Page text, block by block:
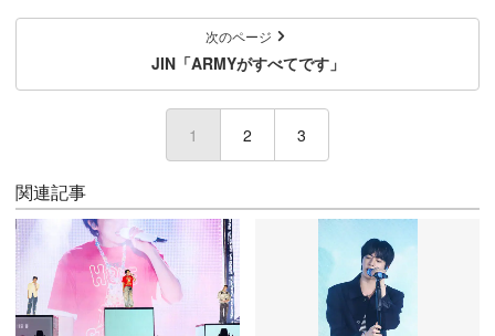
次のページ
JIN「ARMYがすべてです」
1 (current)
2 3
関連記事